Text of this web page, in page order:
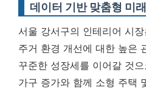
데이터 기반 맞춤형 미
서울 강서구의 인테리어 시
주거 환경 개선에 대한 높은
꾸준한 성장세를 이어갈 것
가구 증가와 함께 소형 주택